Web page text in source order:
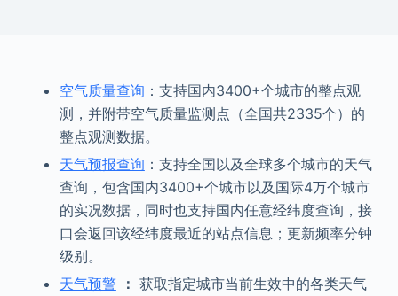
空气质量查询 ：支持国内3400+个城市的整点观
测，并附带空气质量监测点（全国共2335个）的
整点观测数据。
天气预报查询 ：支持全国以及全球多个城市的天气
查询，包含国内3400+个城市以及国际4万个城市
的实况数据，同时也支持国内任意经纬度查询，接
口会返回该经纬度最近的站点信息；更新频率分钟
级别。
天气预警
： 获取指定城市当前生效中的各类天气